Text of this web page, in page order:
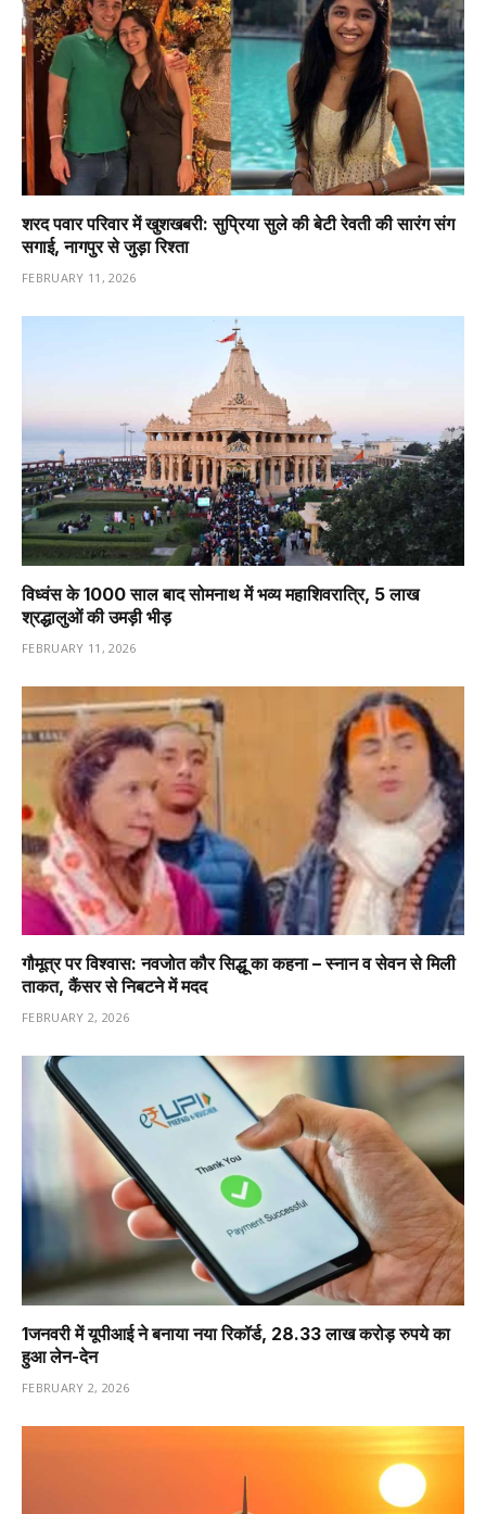
शरद पवार परिवार में खुशखबरी: सुप्रिया सुले की बेटी रेवती की सारंग संग
सगाई, नागपुर से जुड़ा रिश्ता
FEBRUARY 11, 2026
विध्वंस के 1000 साल बाद सोमनाथ में भव्य महाशिवरात्रि, 5 लाख
श्रद्धालुओं की उमड़ी भीड़
FEBRUARY 11, 2026
गौमूत्र पर विश्वास: नवजोत कौर सिद्धू का कहना – स्नान व सेवन से मिली
ताकत, कैंसर से निबटने में मदद
FEBRUARY 2, 2026
1️जनवरी में यूपीआई ने बनाया नया रिकॉर्ड, 28.33 लाख करोड़ रुपये का
हुआ लेन-देन
FEBRUARY 2, 2026